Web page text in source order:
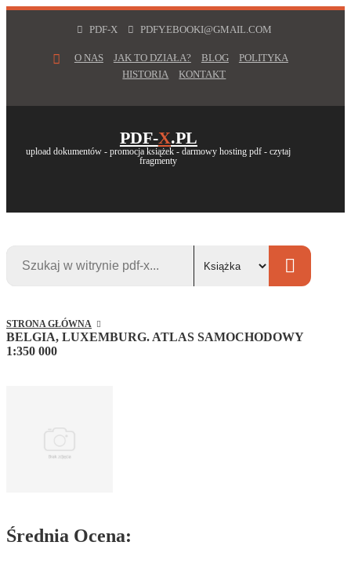
PDF-X PDFY.EBOOKI@GMAIL.COM
O NAS JAK TO DZIAŁA? BLOG
POLITYKA
HISTORIA
KONTAKT
PDF-X.PL
upload dokumentów - promocja książek - darmowy hosting pdf - czytaj
fragmenty
STRONA GŁÓWNA
BELGIA, LUXEMBURG. ATLAS SAMOCHODOWY
1:350 000
Średnia Ocena: